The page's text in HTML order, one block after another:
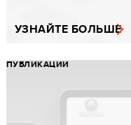
УЗНАЙТЕ БОЛЬШЕ
ПУБЛИКАЦИИ